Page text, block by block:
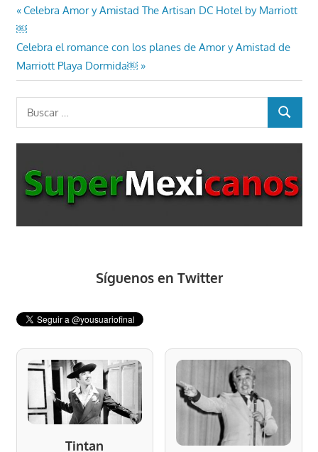
Navegación
de
entradas
Entrada
anterior:
Celebra Amor y Amistad The Artisan DC Hotel by Marriott
￼
Entrada
siguiente:
Celebra el romance con los planes de Amor y Amistad de
Marriott Playa Dormida￼
BUSCAR
Síguenos en Twitter
Tintan